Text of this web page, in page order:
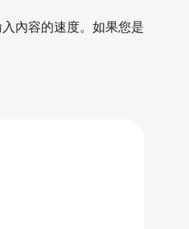
內容的速度。如果您是